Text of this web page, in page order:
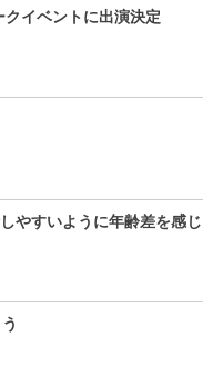
イベントに出演決定
やすいように年齢差を感じ